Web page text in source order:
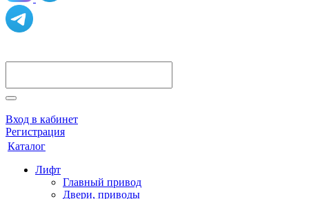
Вход в кабинет
Регистрация
Каталог
Лифт
Главный привод
Двери, приводы